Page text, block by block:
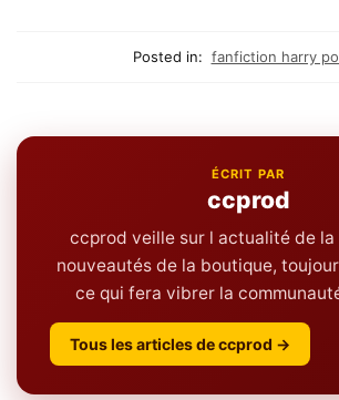
Posted in: fanfiction harry
ÉCRIT PAR
ccprod
ccprod veille sur l actualité de la
nouveautés de la boutique,
ce qui fera vibrer la
Tous les articles de ccprod →